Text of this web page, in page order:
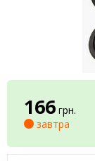
166 грн.
завтра